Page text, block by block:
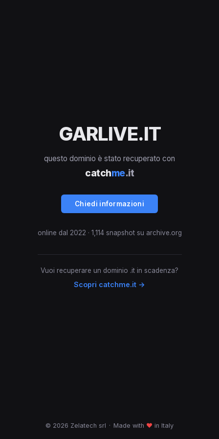
GARLIVE.IT
questo dominio è stato recuperato con
catchme.it
Chiedi informazioni
online dal 2022 · 1,114 snapshot su archive.org
Vuoi recuperare un dominio .it in scadenza?
Scopri catchme.it →
© 2026 Zelatech srl · Made with ♥ in Italy